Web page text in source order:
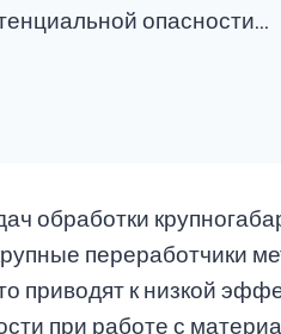
опасности…
переработчики
приводят к низкой
при работе с